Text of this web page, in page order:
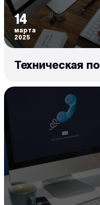
14
марта
2025
Техническая